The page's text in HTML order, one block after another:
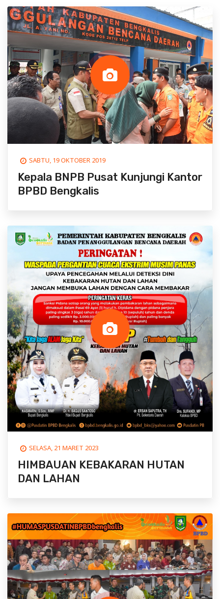
SABTU, 19 OKTOBER 2019
Kepala BNPB Pusat Kunjungi Kantor
BPBD Bengkalis
SELASA, 21 MARET 2023
HIMBAUAN KEBAKARAN HUTAN
DAN LAHAN